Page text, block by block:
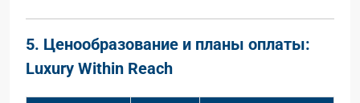
5. Ценообразование и планы оплаты:
Luxury Within Reach